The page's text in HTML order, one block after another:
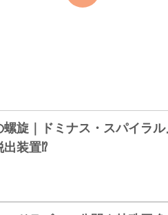
旋｜ドミナス・スパイラ
出装置⁉